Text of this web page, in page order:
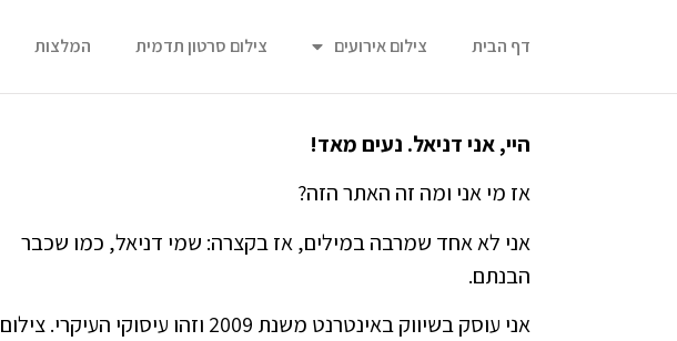
דף הבית צילום אירועים צילום סרטון תדמית המלצות
היי, אני דניאל. נעים מאד!
אז מי אני ומה זה האתר הזה?
אני לא אחד שמרבה במילים, אז בקצרה: שמי דניאל, כמו שכבר
הבנתם.
אני עוסק בשיווק באינטרנט משנת 2009 וזהו עיסוקי העיקרי. צילום